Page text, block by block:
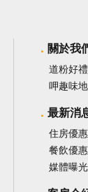
關於我
道粉好禮
呷趣味
最新消
住房優惠
餐飲優惠
媒體曝光